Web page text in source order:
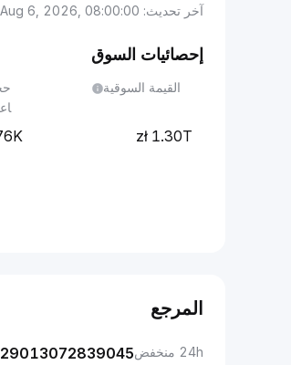
آخر تحديث: Aug 6, 2026, 08:00:00
إحصائيات السوق
القيمة السوقية
1.30T
المرجع
24h منخفض